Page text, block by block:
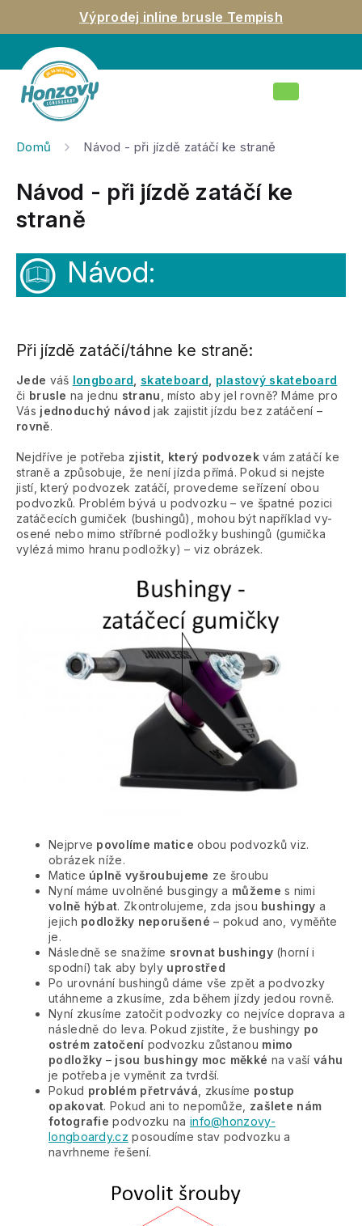
obsah
Výprodej inline brusle Tempish
Nákupní
Domů Návod - při jízdě zatáčí ke straně
Návod - při jízdě zatáčí ke
straně
Návod:
Při jízdě zatáčí/táhne ke straně:
Jede váš longboard skateboard
plastový skateboard
či brusle na jednu stranu , místo aby jel rovně? Máme pro
Vás jednoduchý návod jak zajistit jízdu bez zatáčení –
rovně.
Nejdříve je potřeba zjistit, který podvozekvám zatáčí ke
straně a způsobuje, že není jízda přímá. Pokud si nejste
jistí, který podvozek zatáčí, provedeme seřízení obou
podvozků. Problém bývá u podvozku – ve špatné pozici
zatáčecích gumiček (bushingů), mohou být například vy-
osené nebo mimo stříbrné podložky bushingů (gumička
vylézá mimo hranu podložky) – viz obrázek.
Nejprve povolíme matice obou podvozků viz.
obrázek níže.
Matice úplně vyšroubujeme ze šroubu
Nyní máme uvolněné busgingy a můžemes nimi
volně hýbat. Zkontrolujeme, zda jsou bushingy a
jejich podložky neporušené – pokud ano, vyměňte
je.
Následně se snažíme srovnat bushingy(horní i
spodní) tak aby byly uprostřed
Po urovnání bushingů dáme vše zpět a podvozky
utáhneme a zkusíme, zda během jízdy jedou rovně.
Nyní zkusíme zatočit podvozky co nejvíce doprava a
následně do leva. Pokud zjistíte, že bushingy po
ostrém zatočení podvozku zůstanou mimo
podložky – jsou bushingy moc měkké na vaší váhu
je potřeba je vyměnit za tvrdší.
Pokud problém přetrvává, zkusíme postup
opakovat. Pokud ani to nepomůže, zašlete nám
fotografie podvozku na info@honzovy-
longboardy.cz posoudíme stav podvozku a
navrhneme řešení.